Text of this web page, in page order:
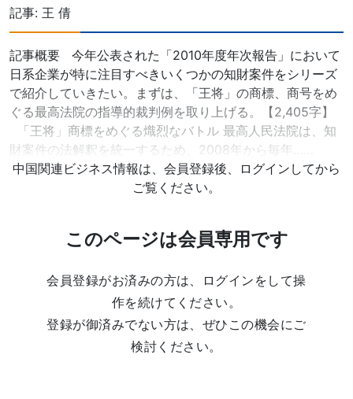
記事: 王 倩
記事概要 今年公表された「2010年度年次報告」において
日系企業が特に注目すべきいくつかの知財案件をシリーズ
で紹介していきたい。まずは、「王将」の商標、商号をめ
ぐる最高法院の指導的裁判例を取り上げる。【2,405字】
「王将」商標をめぐる熾烈なバトル 最高人民法院は、知
財案件の法解釈を統一するため、2008年から毎年……
中国関連ビジネス情報は、会員登録後、ログインしてから
ご覧ください。
このページは会員専用です
会員登録がお済みの方は、ログインをして操
作を続けてください。
登録が御済みでない方は、ぜひこの機会にご
検討ください。